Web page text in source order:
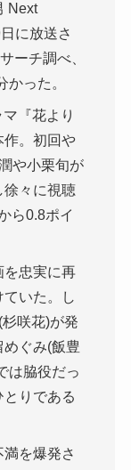
Next
に放送さ
ーチ調べ、
った。
『花より
作。初回や
や小栗旬が
徐々に視聴
ら0.8ポイ
を忠実に再
いた。し
咲花)が発
めぐみ(飯豊
は脇役だっ
りである
を爆発さ